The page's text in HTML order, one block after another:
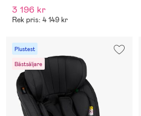
3 196 kr
Rek pris: 4 149 kr
Plustest
Bästsäljare